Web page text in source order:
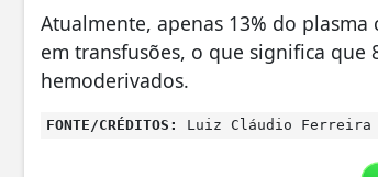
Atualmente, apenas 13% do
em transfusões, o que significa que
hemoderivados.
FONTE/CRÉDITOS: Luiz Cláudio Ferreira